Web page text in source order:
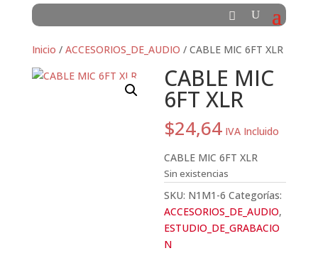
Inicio / ACCESORIOS_DE_AUDIO / CABLE MIC 6FT XLR
CABLE MIC
6FT XLR
$24,64 IVA Incluido
CABLE MIC 6FT XLR
Sin existencias
SKU: N1M1-6 Categorías:
ACCESORIOS_DE_AUDIO,
ESTUDIO_DE_GRABACIO
N